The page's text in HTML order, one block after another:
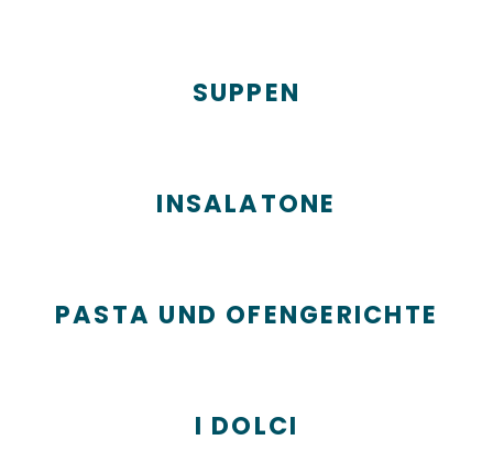
SUPPEN
INSALATONE
PASTA UND OFENGERICHTE
I DOLCI